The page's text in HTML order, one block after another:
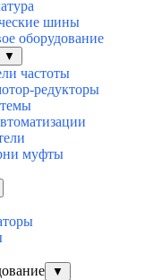
шины
оборудование
▼
частоты
редукторы
муфты
▼